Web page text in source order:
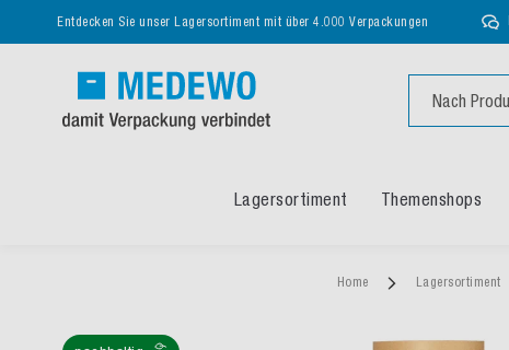
Entdecken Sie unser Lagersortiment mit über 4.000 Verpackungen
Lagersortiment Themenshops
Home Lagersortiment